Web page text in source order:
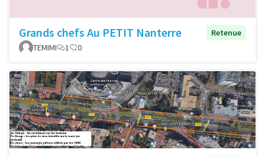
Grands chefs Au PETIT Nanterre
Retenue
TEMIMI
1 0